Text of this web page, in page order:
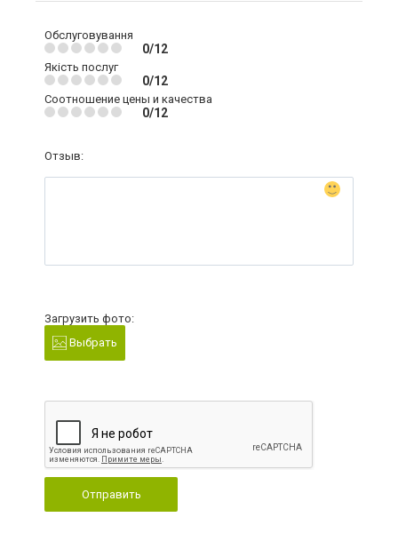
Обслуговування
0/12
Якість послуг
0/12
Соотношение цены и качества
0/12
Отзыв:
Загрузить фото:
Выбрать
Отправить